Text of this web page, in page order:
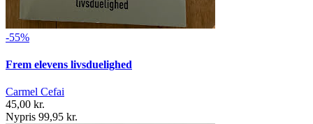
-55%
Frem elevens livsduelighed
Carmel Cefai
45,00 kr.
Nypris 99,95 kr.